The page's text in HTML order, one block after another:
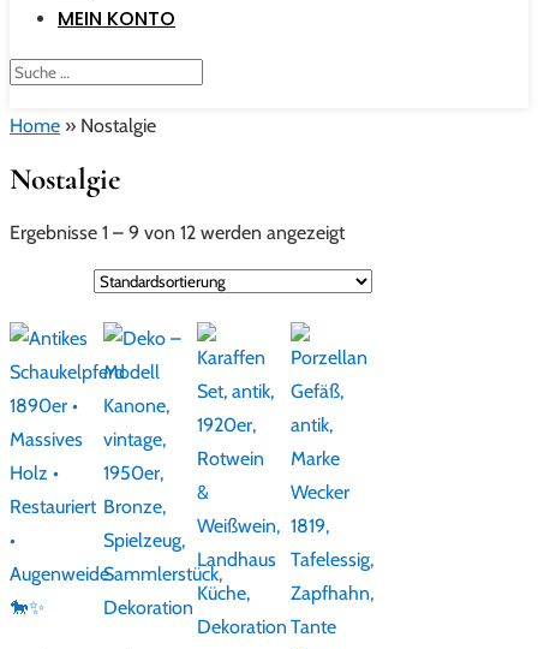
MEIN KONTO
Home » Nostalgie
Nostalgie
Ergebnisse 1 – 9 von 12 werden angezeigt